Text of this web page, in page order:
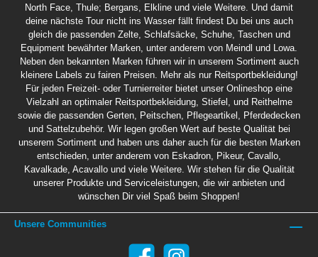
North Face, Thule; Bergans, Elkline und viele Weitere. Und damit
deine nächste Tour nicht ins Wasser fällt findest Du bei uns auch
gleich die passenden Zelte, Schlafsäcke, Schuhe, Taschen und
Equipment bewährter Marken, unter anderem von Meindl und Lowa.
Neben den bekannten Marken führen wir in unserem Sortiment auch
kleinere Labels zu fairen Preisen. Mehr als nur Reitsportbekleidung!
Für jeden Freizeit- oder Turnierreiter bietet unser Onlineshop eine
Vielzahl an optimaler Reitsportbekleidung, Stiefel, und Reithelme
sowie die passenden Gerten, Peitschen, Pflegeartikel, Pferdedecken
und Sattelzubehör. Wir legen großen Wert auf beste Qualität bei
unserem Sortiment und haben uns daher auch für die besten Marken
entschieden, unter anderem von Eskadron, Pikeur, Cavallo,
Kavalkade, Acavallo und viele Weitere. Wir stehen für die Qualität
unserer Produkte und Serviceleistungen, die wir anbieten und
wünschen Dir viel Spaß beim Shoppen!
Unsere Communities